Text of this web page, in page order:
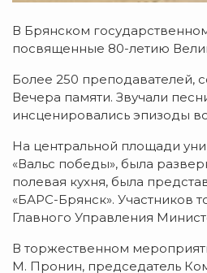
В Брянском
посвященные 80-летию
Более 250 преподавателей,
Вечера памяти. Звучали
инсценировались эпизоды
На центральной площади
«Вальс победы», была
полевая кухня, была
«БАРС-Брянск». Участников
Главного Управления
В торжественном
М. Пронин, председатель